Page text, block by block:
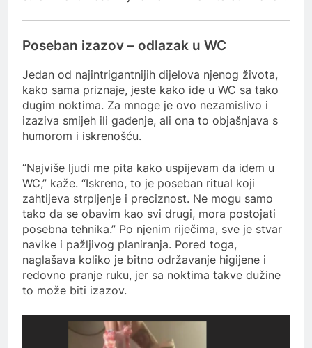
Poseban izazov – odlazak u WC
Jedan od najintrigantnijih dijelova njenog života,
kako sama priznaje, jeste kako ide u WC sa tako
dugim noktima. Za mnoge je ovo nezamislivo i
izaziva smijeh ili gađenje, ali ona to objašnjava s
humorom i iskrenošću.
“Najviše ljudi me pita kako uspijevam da idem u
WC,” kaže. “Iskreno, to je poseban ritual koji
zahtijeva strpljenje i preciznost. Ne mogu samo
tako da se obavim kao svi drugi, mora postojati
posebna tehnika.” Po njenim riječima, sve je stvar
navike i pažljivog planiranja. Pored toga,
naglašava koliko je bitno održavanje higijene i
redovno pranje ruku, jer sa noktima takve dužine
to može biti izazov.